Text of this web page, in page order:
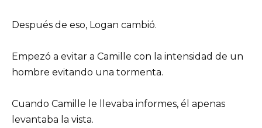
Después de eso, Logan cambió.
Empezó a evitar a Camille con la intensidad de un
hombre evitando una tormenta.
Cuando Camille le llevaba informes, él apenas
levantaba la vista.